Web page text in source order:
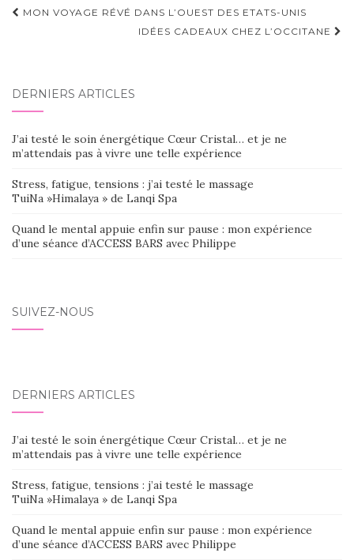
Navigation
MON VOYAGE RÉVÉ DANS L’OUEST DES ETATS-UNIS
IDÉES CADEAUX CHEZ L’OCCITANE
DERNIERS ARTICLES
J’ai testé le soin énergétique Cœur Cristal… et je ne
m’attendais pas à vivre une telle expérience
Stress, fatigue, tensions : j’ai testé le massage
TuiNa »Himalaya » de Lanqi Spa
Quand le mental appuie enfin sur pause : mon expérience
d’une séance d’ACCESS BARS avec Philippe
SUIVEZ-NOUS
DERNIERS ARTICLES
J’ai testé le soin énergétique Cœur Cristal… et je ne
m’attendais pas à vivre une telle expérience
Stress, fatigue, tensions : j’ai testé le massage
TuiNa »Himalaya » de Lanqi Spa
Quand le mental appuie enfin sur pause : mon expérience
d’une séance d’ACCESS BARS avec Philippe